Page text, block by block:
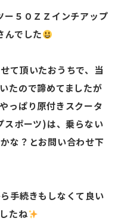
５０ＺＺインチアップ
んでした
て頂いたおうちで、当
たので諦めてましたが
っぱり原付きスクータ
スポーツ)は、乗らない
な？とお問い合わせ下
手続きもしなくて良い
たね